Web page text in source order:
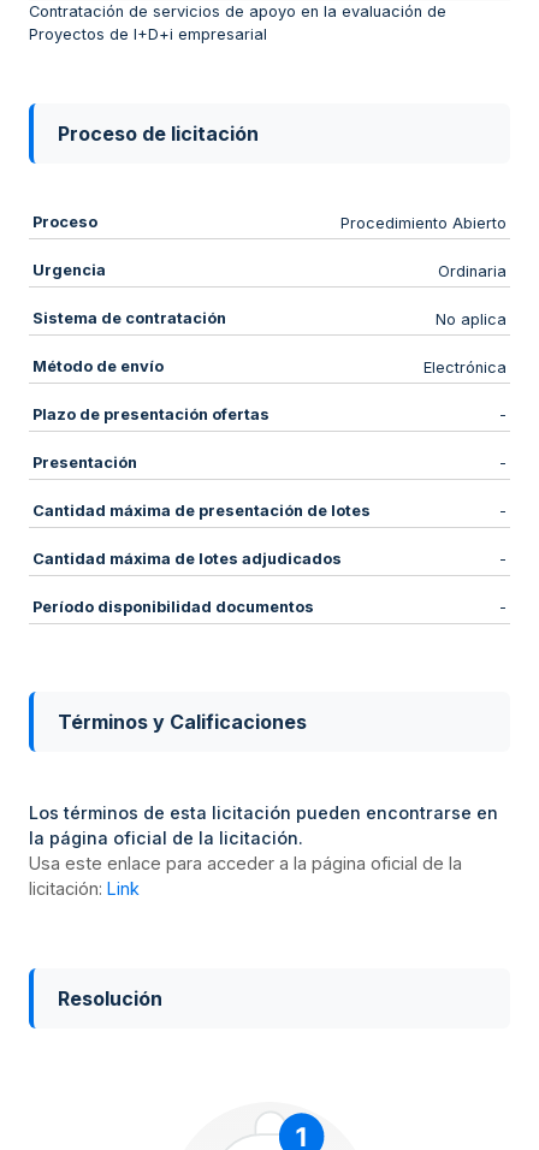
Contratación de servicios de apoyo en la evaluación de
Proyectos de I+D+i empresarial
Proceso de licitación
Proceso Procedimiento Abierto
Urgencia Ordinaria
Sistema de contratación No aplica
Método de envío Electrónica
Plazo de presentación ofertas -
Presentación -
Cantidad máxima de presentación de lotes -
Cantidad máxima de lotes adjudicados -
Período disponibilidad documentos -
Términos y Calificaciones
Los términos de esta licitación pueden encontrarse en
la página oficial de la licitación.
Usa este enlace para acceder a la página oficial de la
licitación: Link
Resolución